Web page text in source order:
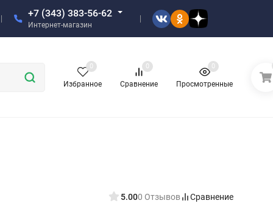
+7 (343) 383-56-62
Интернет-магазин
Избранное
0
Сравнение
0
Просмотренные
0
5.000 Отзывов Сравнение